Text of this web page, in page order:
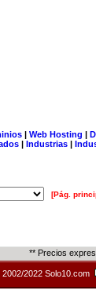
| Web Hosting |
| Industrias |
[Pág.
** Precios
2022 Solo10.com